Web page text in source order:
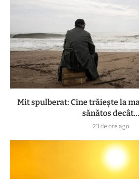
Mit spulberat: Cine trăiește la
sănătos decât...
23 de ore ago